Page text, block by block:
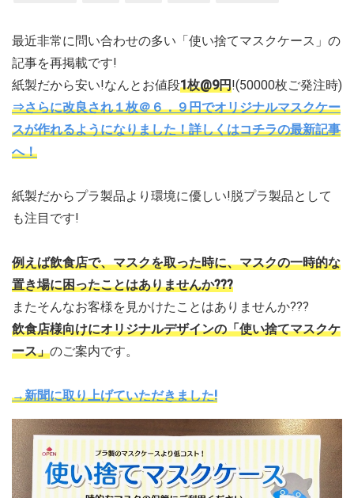
最近非常に問い合わせの多い「使い捨てマスクケース」の
記事を再掲載です!
紙製だから安い!なんとお値段1枚@9円!(50000枚ご発注時)
⇒さらに改良され１枚＠６．９円でオリジナルマスクケー
スが作れるようになりました！詳しくはコチラの最新記事
へ！
紙製だからプラ製品より環境に優しい!脱プラ製品として
も注目です!
例えば飲食店で、マスクを取った時に、マスクの一時的な
置き場に困ったことはありませんか???
またそんなお客様を見かけたことはありませんか???
飲食店様向けにオリジナルデザインの「使い捨てマスクケ
ース」のご案内です。
→新聞に取り上げていただきました!